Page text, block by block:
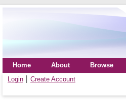
Home About
Browse
Login
Create Account